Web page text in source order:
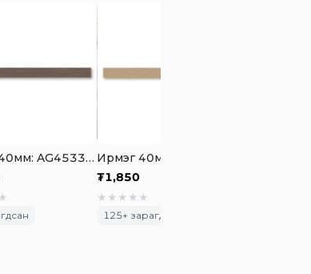
Ирмэг 40мм: AG4533 Routh Light Coffee Oak
★
₮1,850
★ ★ ★ ★ ★
125+ зарагдсан